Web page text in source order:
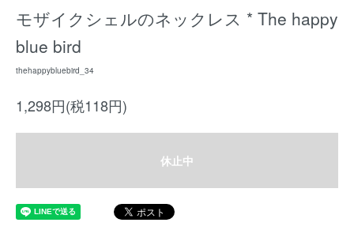
モザイクシェルのネックレス * The happy
blue bird
thehappybluebird_34
1,298円(税118円)
休止中